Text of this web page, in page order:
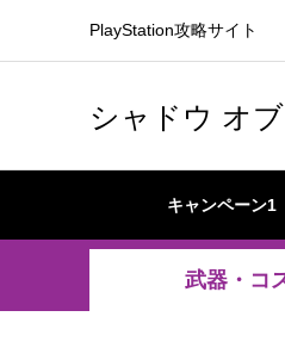
PlayStation攻略サイト
シャドウ オ
キャンペーン1
武器・コ